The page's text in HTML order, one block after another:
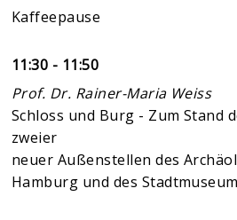
Kaffeepause
11:30 - 11:50
Prof. Dr. Rainer-Maria Weiss
Schloss und Burg - Zum Stand
zweier
neuer Außenstellen des
Hamburg und des